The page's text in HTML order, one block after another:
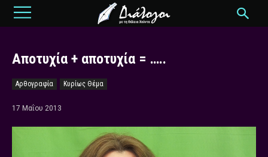
Αποτυχία + αποτυχία = …..
Αρθογραφία Κυρίως Θέμα
17 Μαΐου 2013